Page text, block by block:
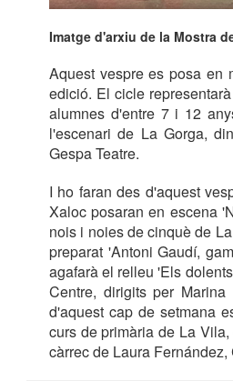
Imatge d'arxiu de la Mostra
Aquest vespre es posa en
edició. El cicle
alumnes d'entre 7 i 12
l'escenari de La Gorga,
Gespa Teatre.
I ho faran des d'aquest
Xaloc posaran en escena
nois i noies de cinquè de
preparat 'Antoni Gaudí,
agafarà el relleu 'Els
Centre, dirigits per
d'aquest cap de setmana
curs de primària de La
càrrec de Laura